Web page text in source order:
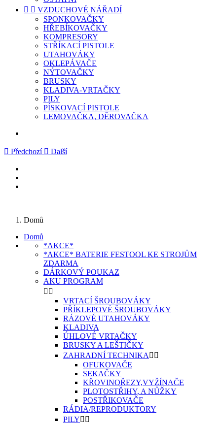
  VZDUCHOVÉ NÁŘADÍ
SPONKOVAČKY
HŘEBÍKOVAČKY
KOMPRESORY
STŘÍKACÍ PISTOLE
UTAHOVÁKY
OKLEPÁVAČE
NÝTOVAČKY
BRUSKY
KLADIVA-VRTAČKY
PILY
PÍSKOVACÍ PISTOLE
LEMOVAČKA, DĚROVAČKA
 Předchozí  Další
Domů
Domů
*AKCE*
*AKCE* BATERIE FESTOOL KE STROJŮM
ZDARMA
DÁRKOVÝ POUKAZ
AKU PROGRAM
 
VRTACÍ ŠROUBOVÁKY
PŘÍKLEPOVÉ ŠROUBOVÁKY
RÁZOVÉ UTAHOVÁKY
KLADIVA
ÚHLOVÉ VRTAČKY
BRUSKY A LEŠTIČKY
ZAHRADNÍ TECHNIKA  
OFUKOVAČE
SEKAČKY
KŘOVINOŘEZY,VYŽÍNAČE
PLOTOSTŘIHY, A NŮŽKY
POSTŘIKOVAČE
RÁDIA/REPRODUKTORY
PILY 